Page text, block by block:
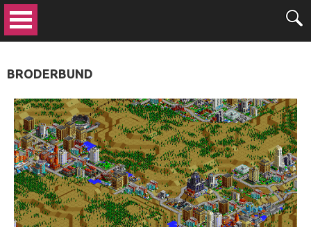
BRODERBUND